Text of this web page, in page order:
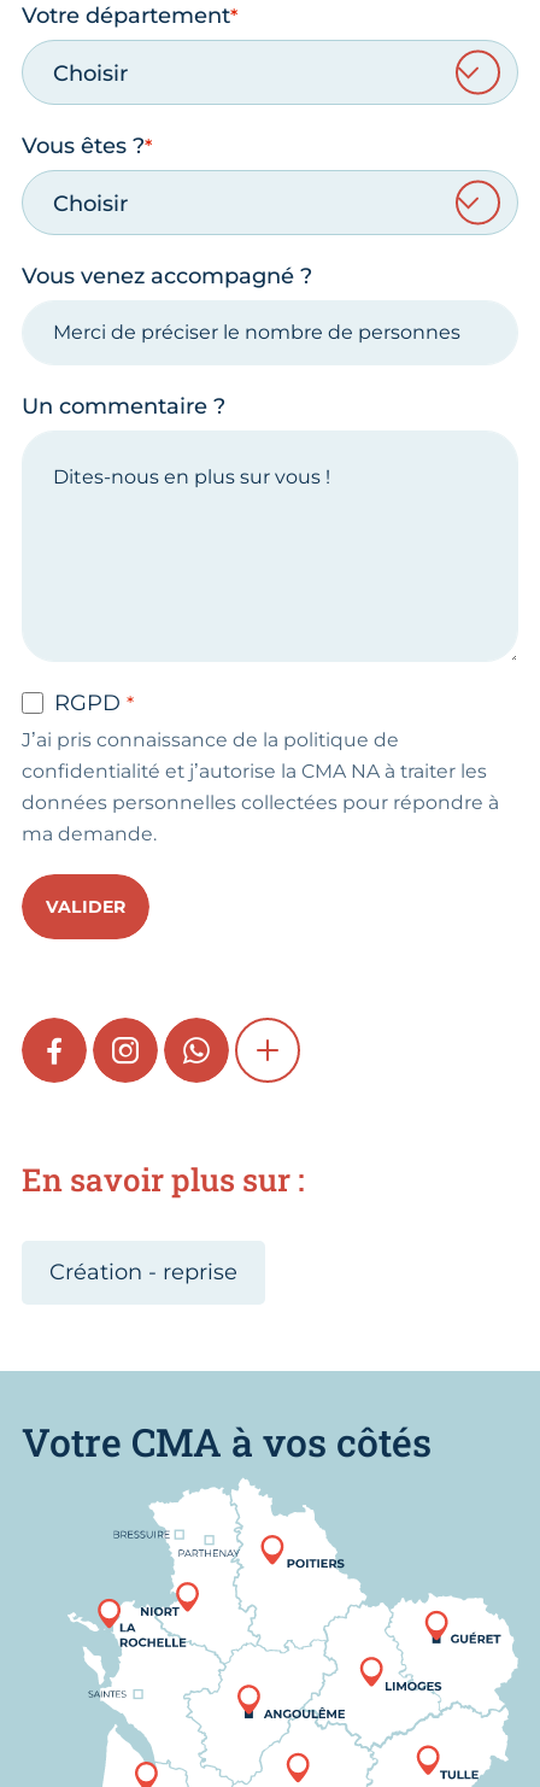
Votre département
Choisir
Vous êtes ?
Choisir
Vous venez accompagné ?
Un commentaire ?
RGPD
J’ai pris connaissance de la politique de
confidentialité et j’autorise la CMA NA à traiter les
données personnelles collectées pour répondre à
ma demande.
VALIDER
FACEBOOKINSTAGRAMWHATSAPPSHOW MORE
En savoir plus sur :
Création - reprise
Votre CMA à vos côtés